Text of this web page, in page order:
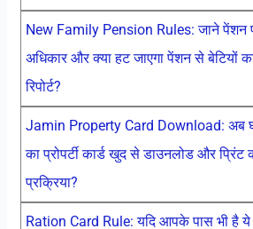
New Family Pension Rules: जाने पेंशन
अधिकार और क्या हट जाएगा पेंशन से बेटियों
रिपोर्ट?
Jamin Property Card Download: अब
का प्रोपर्टी कार्ड खुद से डाउनलोड और प्रिंट
प्रक्रिया?
Ration Card Rule: यदि आपके पास भी है ये